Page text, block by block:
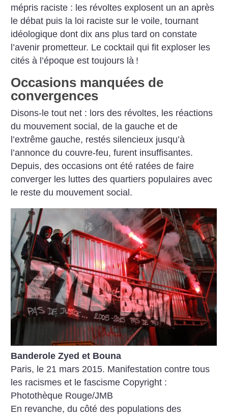
mépris raciste : les révoltes explosent un an après
le débat puis la loi raciste sur le voile, tournant
idéologique dont dix ans plus tard on constate
l’avenir prometteur. Le cocktail qui fit exploser les
cités à l’époque est toujours là !
Occasions manquées de
convergences
Disons-le tout net : lors des révoltes, les réactions
du mouvement social, de la gauche et de
l’extrême gauche, restés silencieux jusqu’à
l’annonce du ­couvre-feu, furent insuffisantes.
Depuis, des occasions ont été ratées de faire
converger les luttes des quartiers populaires avec
le reste du mouvement social.
Banderole Zyed et Bouna
Paris, le 21 mars 2015. Manifestation contre tous
les racismes et le fascisme Copyright :
Photothèque Rouge/JMB
En revanche, du côté des populations des